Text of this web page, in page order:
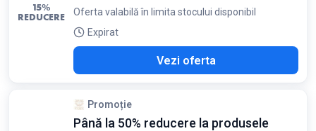
15%
REDUCERE
Oferta valabilă în limita stocului disponibil
Expirat
Vezi oferta
Promoție
Până la 50% reducere la produsele